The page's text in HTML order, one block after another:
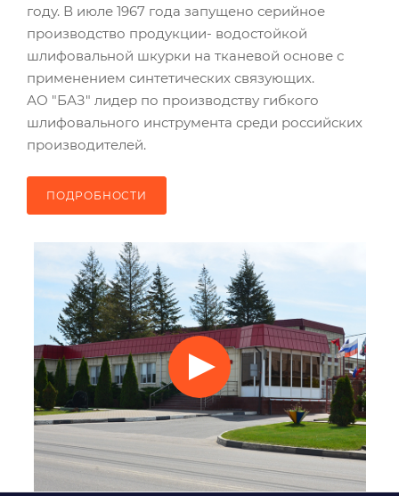
году. В июле 1967 года запущено серийное
производство продукции- водостойкой
шлифовальной шкурки на тканевой основе с
применением синтетических связующих.
АО "БАЗ" лидер по производству гибкого
шлифовального инструмента среди российских
производителей.
ПОДРОБНОСТИ